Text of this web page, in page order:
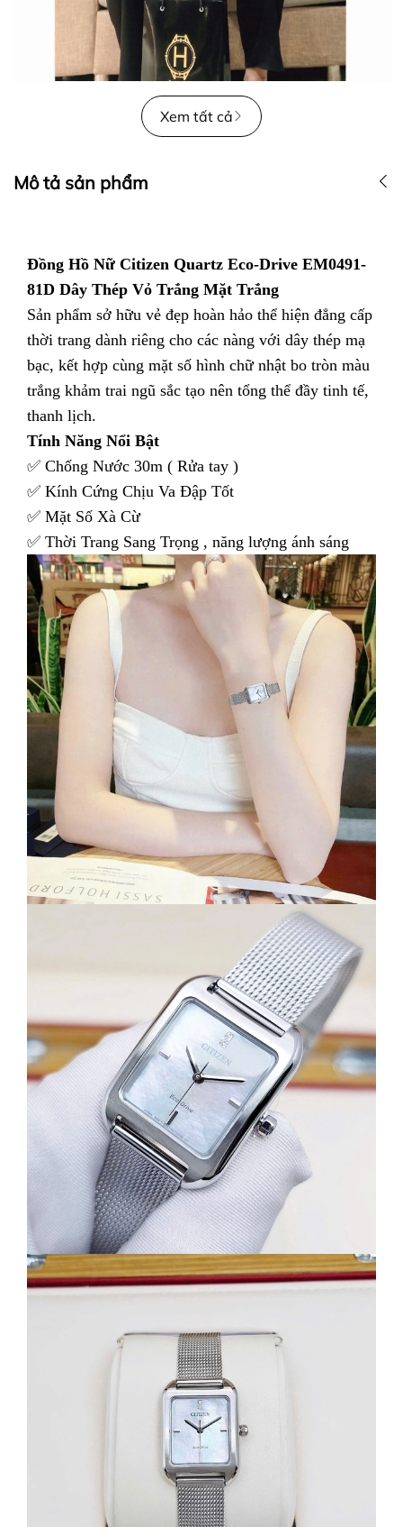
Xem tất cả
Mô tả sản phẩm
Đồng Hồ Nữ Citizen Quartz Eco-Drive EM0491-
81D Dây Thép Vỏ Trắng Mặt Trắng
Sản phẩm sở hữu vẻ đẹp hoàn hảo thể hiện đẳng cấp
thời trang dành riêng cho các nàng với dây thép mạ
bạc, kết hợp cùng mặt số hình chữ nhật bo tròn màu
trắng khảm trai ngũ sắc tạo nên tổng thể đầy tinh tế,
thanh lịch.
Tính Năng Nổi Bật
✅ Chống Nước 30m ( Rửa tay )
✅ Kính Cứng Chịu Va Đập Tốt
✅ Mặt Số Xà Cừ
✅ Thời Trang Sang Trọng , năng lượng ánh sáng